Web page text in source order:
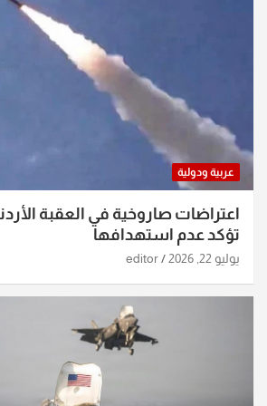
عربية ودولية
اعتراضات صاروخية في العقبة
تؤكد عدم استهدافها
يوليو 22, 2026 editor